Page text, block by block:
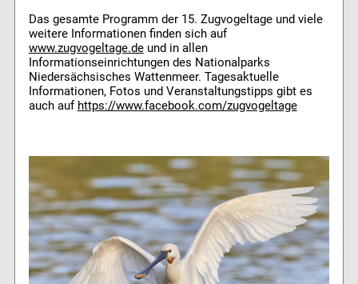
Das gesamte Programm der 15. Zugvogeltage und viele
weitere Informationen finden sich auf
www.zugvogeltage.deund in allen
Informationseinrichtungen des Nationalparks
Niedersächsisches Wattenmeer. Tagesaktuelle
Informationen, Fotos und Veranstaltungstipps gibt es
auch auf https://www.facebook.com/zugvogeltage